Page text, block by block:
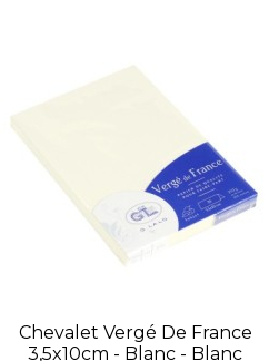
Chevalet Vergé De France
3,5x10cm - Blanc - Blanc